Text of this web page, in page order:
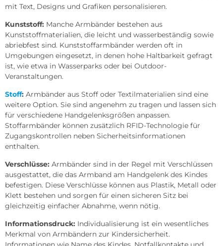
mit Text, Designs und Grafiken personalisieren.
Kunststoff: Manche Armbänder bestehen aus
Kunststoffmaterialien, die leicht und wasserbeständig sowie
abriebfest sind. Kunststoffarmbänder werden oft in
Umgebungen eingesetzt, in denen hohe Haltbarkeit gefragt
ist, wie etwa in Wasserparks oder bei Outdoor-
Veranstaltungen.
Stoff: Armbänder aus Stoff oder Textilmaterialien sind eine
weitere Option. Sie sind angenehm zu tragen und lassen sich
für verschiedene Handgelenksgrößen anpassen.
Stoffarmbänder können zusätzlich RFID-Technologie für
Zugangskontrollen neben Sicherheitsinformationen
enthalten.
Verschlüsse: Armbänder sind in der Regel mit Verschlüssen
ausgestattet, die das Armband am Handgelenk des Kindes
befestigen. Diese Verschlüsse können aus Plastik, Metall oder
Klett bestehen und sorgen für einen sicheren Sitz bei
gleichzeitig einfacher Abnahme, wenn nötig.
Informationsdruck: Individualisierung ist ein wesentliches
Merkmal von Armbändern zur Kindersicherheit.